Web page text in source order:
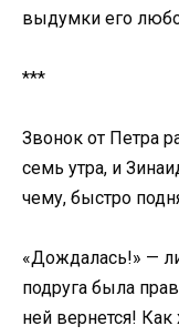
выдумки его
***
Звонок от Петра
семь утра, и
чему, быстро
«Дождалась!» —
подруга была
ней вернется!